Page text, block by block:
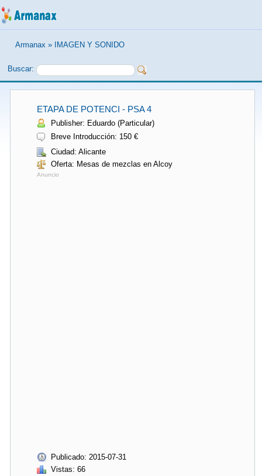
Armanax » IMAGEN Y SONIDO
Buscar:
ETAPA DE POTENCI - PSA 4
Publisher: Eduardo (Particular)
Breve Introducción: 150 €
Ciudad: Alicante
Oferta: Mesas de mezclas en Alcoy
Anuncio
Publicado: 2015-07-31
Vistas: 66